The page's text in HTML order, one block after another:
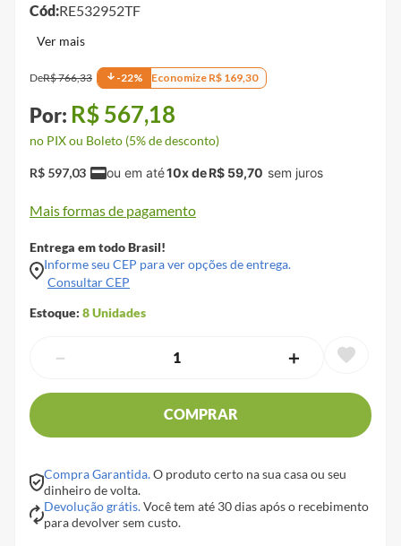
Cód:RE532952TF
DeR$766,33 -22% Economize R$ 169,30
R$567,18
no PIX ou Boleto (5% de desconto)
R$ 597,03 10x deR$ 59,70
Mais formas de pagamento
Entrega em todo Brasil!
Informe seu CEP para ver opções de entrega.
Consultar CEP
Estoque: 8Unidades
＋
－
COMPRAR
Compra Garantida.O produto certo na sua casa ou seu
dinheiro de volta.
Devolução grátis.Você tem até 30 dias após o recebimento
para devolver sem custo.